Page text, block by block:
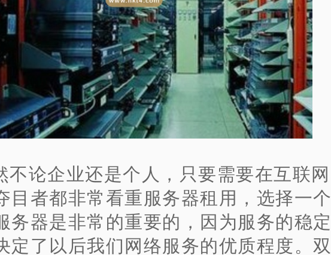
不论企业还是个人，只要需要在互联网
目者都非常看重服务器租用，选择一个
务器是非常的重要的，因为服务的稳定
定了以后我们网络服务的优质程度。双